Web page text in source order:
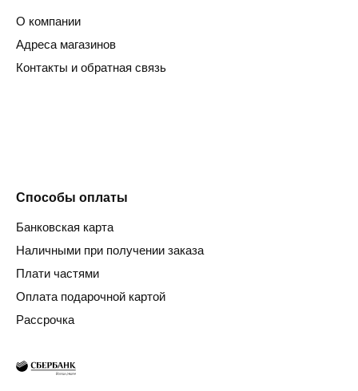
О компании
Адреса магазинов
Контакты и обратная связь
Способы оплаты
Банковская карта
Наличными при получении заказа
Плати частями
Оплата подарочной картой
Рассрочка